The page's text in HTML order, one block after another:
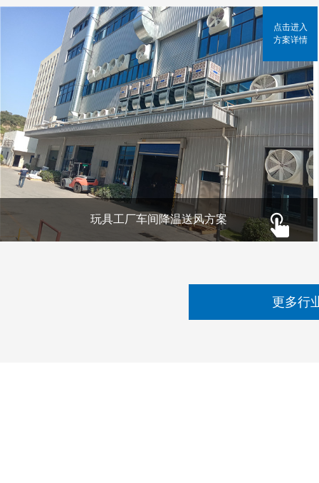
玩具工厂车间降温送风方案
点击进入
方案详情
更多行